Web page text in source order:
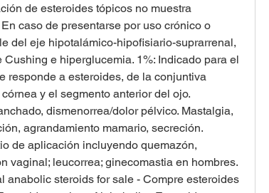
de esteroides tópicos no muestra
caso de presentarse por uso crónico o
del eje hipotalámico-hipofisiario-suprarrenal,
e hiperglucemia. 1%: Indicado para el
responde a esteroides, de la conjuntiva
y el segmento anterior del ojo.
dismenorrea/dolor pélvico. Mastalgia,
agrandamiento mamario, secreción.
de aplicación incluyendo quemazón,
vaginal; leucorrea; ginecomastia en hombres.
anabolic steroids for sale - Compre esteroides